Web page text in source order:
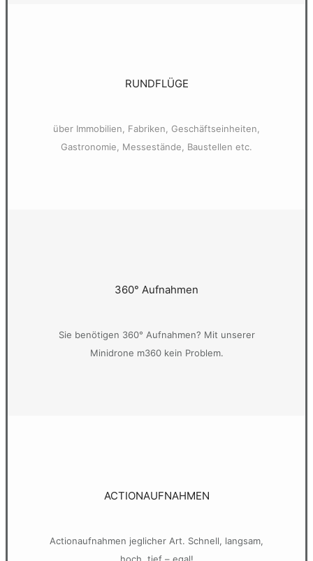
RUNDFLÜGE
über Immobilien, Fabriken, Geschäftseinheiten,
Gastronomie, Messestände, Baustellen etc.
360° Aufnahmen
Sie benötigen 360° Aufnahmen? Mit unserer
Minidrone m360 kein Problem.
ACTIONAUFNAHMEN
Actionaufnahmen jeglicher Art. Schnell, langsam,
hoch, tief – egal!